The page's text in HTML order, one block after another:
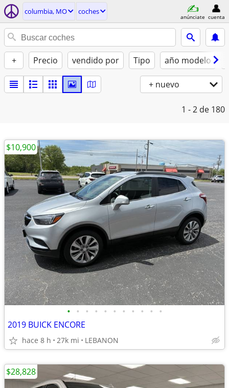
columbia, MO coches
anúnciate cuenta
+ Precio vendido por Tipo año modelo
+ nuevo
1 - 2 de 180
• • • • • • • • • • •
2019 BUICK ENCORE
hace 8 h 27k mi LEBANON
$10,900
$28,828